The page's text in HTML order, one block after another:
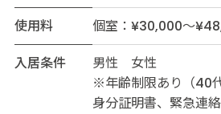
使用料
個室：¥30,000～
入居条件
男性 女性
※年齢制限あり（40
身分証明書、緊急連